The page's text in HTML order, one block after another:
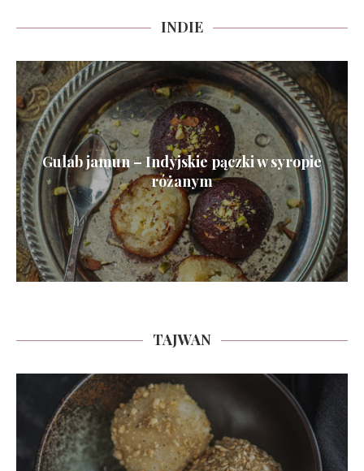
INDIE
Gulab jamun – Indyjskie pączki w syropie
różanym
TAJWAN